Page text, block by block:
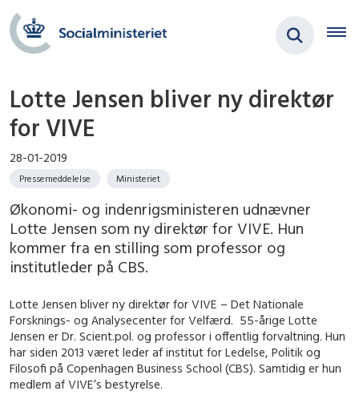
Lotte Jensen bliver ny direktør
for VIVE
28-01-2019
Pressemeddelelse Ministeriet
Økonomi- og indenrigsministeren udnævner
Lotte Jensen som ny direktør for VIVE. Hun
kommer fra en stilling som professor og
institutleder på CBS.
Lotte Jensen bliver ny direktør for VIVE – Det Nationale
Forsknings- og Analysecenter for Velfærd. 55-årige Lotte
Jensen er Dr. Scient.pol. og professor i offentlig forvaltning. Hun
har siden 2013 været leder af institut for Ledelse, Politik og
Filosofi på Copenhagen Business School (CBS). Samtidig er hun
medlem af VIVE’s bestyrelse.